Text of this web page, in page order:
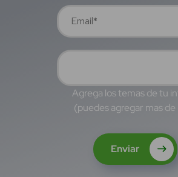
Agrega los temas de tu
(puedes agregar mas
Enviar